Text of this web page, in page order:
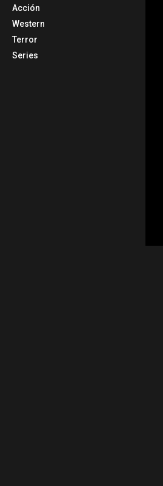
Acción
Western
Terror
Series